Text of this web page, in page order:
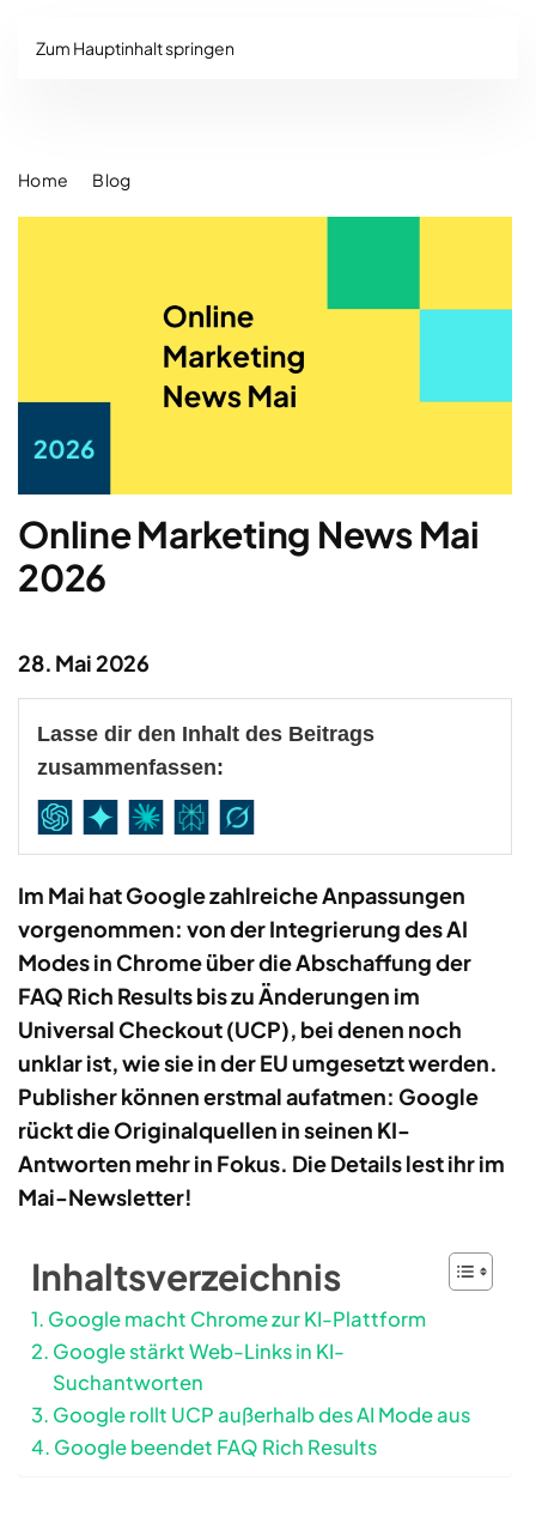
Zum Hauptinhalt springen
Home Blog
Online Marketing News Mai
2026
28. Mai 2026
Lasse dir den Inhalt des Beitrags
zusammenfassen:
Im Mai hat Google zahlreiche Anpassungen
vorgenommen: von der Integrierung des AI
Modes in Chrome über die Abschaffung der
FAQ Rich Results bis zu Änderungen im
Universal Checkout (UCP), bei denen noch
unklar ist, wie sie in der EU umgesetzt werden.
Publisher können erstmal aufatmen: Google
rückt die Originalquellen in seinen KI-
Antworten mehr in Fokus. Die Details lest ihr im
Mai-Newsletter!
Inhaltsverzeichnis
Google macht Chrome zur KI-Plattform
Google stärkt Web-Links in KI-
Suchantworten
Google rollt UCP außerhalb des AI Mode aus
Google beendet FAQ Rich Results